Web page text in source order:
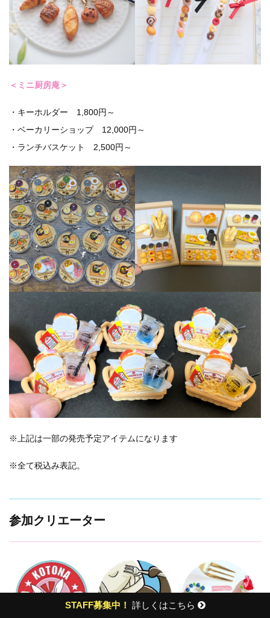
＜ミニ厨房庵＞
・キーホルダー 1,800円～
・ベーカリーショップ 12,000円～
・ランチバスケット 2,500円～
※上記は一部の発売予定アイテムになります
※全て税込み表記。
参加クリエーター
STAFF募集中！ 詳しくはこちら